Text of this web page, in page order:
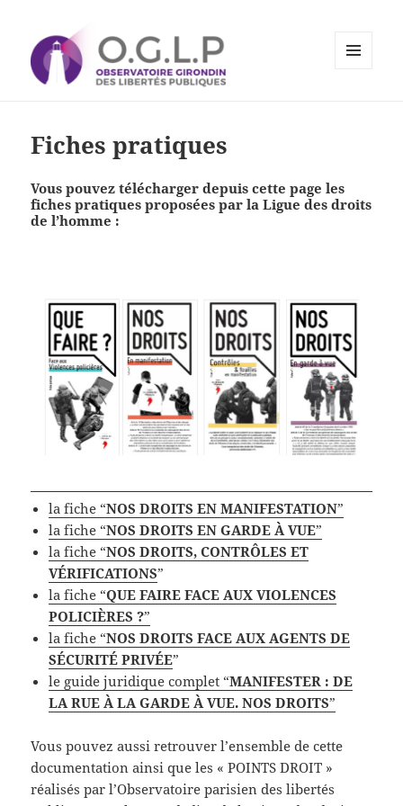
Libertés Publiques
Fiches pratiques
Vous pouvez télécharger depuis cette page les
fiches pratiques proposées par la Ligue des droits
de l’homme :
la fiche “NOS DROITS EN MANIFESTATION”
la fiche “NOS DROITS EN GARDE À VUE”
la fiche “NOS DROITS, CONTRÔLES ET
VÉRIFICATIONS”
la fiche “QUE FAIRE FACE AUX VIOLENCES
POLICIÈRES ?”
la fiche “NOS DROITS FACE AUX AGENTS DE
SÉCURITÉ PRIVÉE”
le guide juridique complet “MANIFESTER : DE
LA RUE À LA GARDE À VUE. NOS DROITS”
Vous pouvez aussi retrouver l’ensemble de cette
documentation ainsi que les « POINTS DROIT »
réalisés par l’Observatoire parisien des libertés